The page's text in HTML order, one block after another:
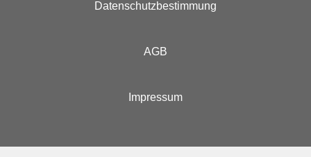
Datenschutzbestimmung
AGB
Impressum